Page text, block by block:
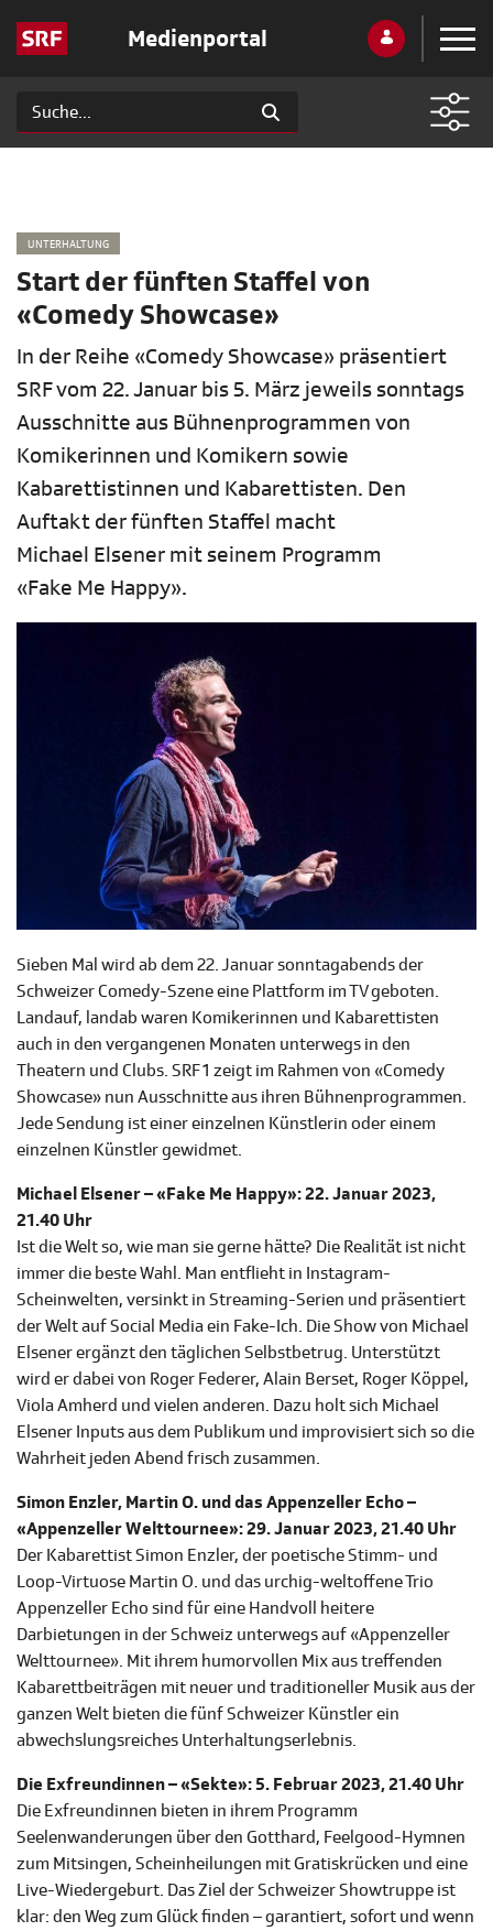
Medienportal
UNTERHALTUNG
Start der fünften Staffel von
«Comedy Showcase»
In der Reihe «Comedy Showcase» präsentiert
SRF vom 22. Januar bis 5. März jeweils sonntags
Ausschnitte aus Bühnenprogrammen von
Komikerinnen und Komikern sowie
Kabarettistinnen und Kabarettisten. Den
Auftakt der fünften Staffel macht
Michael Elsener mit seinem Programm
«Fake Me Happy».
Sieben Mal wird ab dem 22. Januar sonntagabends der
Schweizer Comedy-Szene eine Plattform im TV geboten.
Landauf, landab waren Komikerinnen und Kabarettisten
auch in den vergangenen Monaten unterwegs in den
Theatern und Clubs. SRF 1 zeigt im Rahmen von «Comedy
Showcase» nun Ausschnitte aus ihren Bühnenprogrammen.
Jede Sendung ist einer einzelnen Künstlerin oder einem
einzelnen Künstler gewidmet.
Michael Elsener – «Fake Me Happy»: 22. Januar 2023,
21.40 Uhr
Ist die Welt so, wie man sie gerne hätte? Die Realität ist nicht
immer die beste Wahl. Man entflieht in Instagram-
Scheinwelten, versinkt in Streaming-Serien und präsentiert
der Welt auf Social Media ein Fake-Ich. Die Show von Michael
Elsener ergänzt den täglichen Selbstbetrug. Unterstützt
wird er dabei von Roger Federer, Alain Berset, Roger Köppel,
Viola Amherd und vielen anderen. Dazu holt sich Michael
Elsener Inputs aus dem Publikum und improvisiert sich so die
Wahrheit jeden Abend frisch zusammen.
Simon Enzler, Martin O. und das Appenzeller Echo –
«Appenzeller Welttournee»: 29. Januar 2023, 21.40 Uhr
Der Kabarettist Simon Enzler, der poetische Stimm- und
Loop-Virtuose Martin O. und das urchig-weltoffene Trio
Appenzeller Echo sind für eine Handvoll heitere
Darbietungen in der Schweiz unterwegs auf «Appenzeller
Welttournee». Mit ihrem humorvollen Mix aus treffenden
Kabarettbeiträgen mit neuer und traditioneller Musik aus der
ganzen Welt bieten die fünf Schweizer Künstler ein
abwechslungsreiches Unterhaltungserlebnis.
Die Exfreundinnen – «Sekte»: 5. Februar 2023, 21.40 Uhr
Die Exfreundinnen bieten in ihrem Programm
Seelenwanderungen über den Gotthard, Feelgood-Hymnen
zum Mitsingen, Scheinheilungen mit Gratiskrücken und eine
Live-Wiedergeburt. Das Ziel der Schweizer Showtruppe ist
klar: den Weg zum Glück finden – garantiert, sofort und wenn